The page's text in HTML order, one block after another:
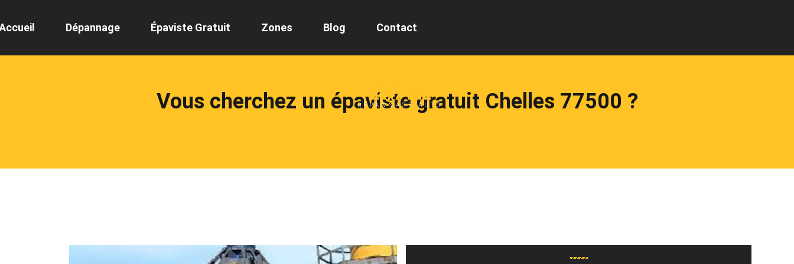
24/7 ML
DÉPANNAGE AUTO
Dépannage Épaviste Gratuit Zones Blog Contact
Vous cherchez un épaviste gratuit Chelles 77500 ?